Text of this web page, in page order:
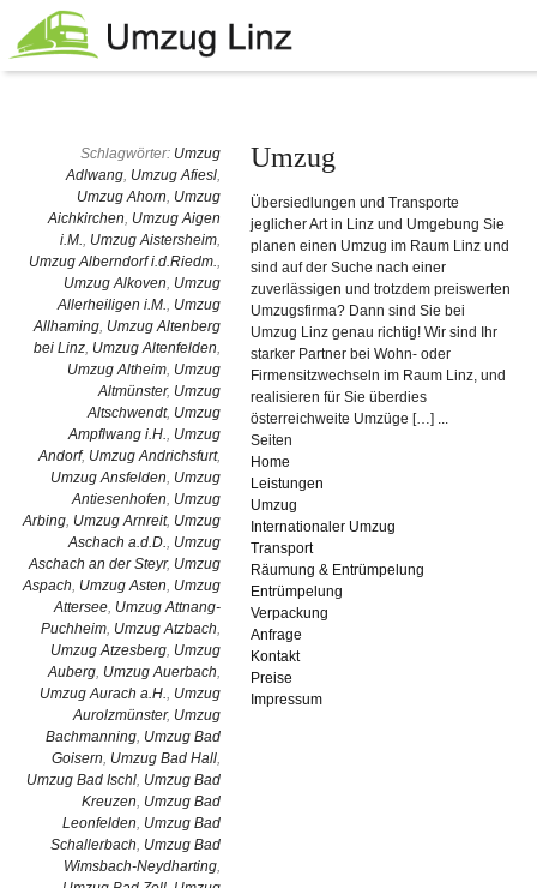
Schlagwörter: Umzug
Adlwang, Umzug Afiesl,
Umzug Ahorn, Umzug
Aichkirchen, Umzug Aigen
i.M., Umzug Aistersheim,
Umzug Alberndorf i.d.Riedm.,
Umzug Alkoven, Umzug
Allerheiligen i.M., Umzug
Allhaming, Umzug Altenberg
bei Linz, Umzug Altenfelden,
Umzug Altheim, Umzug
Altmünster, Umzug
Altschwendt, Umzug
Ampflwang i.H., Umzug
Andorf, Umzug Andrichsfurt,
Umzug Ansfelden, Umzug
Antiesenhofen, Umzug
Arbing, Umzug Arnreit, Umzug
Aschach a.d.D., Umzug
Aschach an der Steyr, Umzug
Aspach, Umzug Asten, Umzug
Attersee, Umzug Attnang-
Puchheim, Umzug Atzbach,
Umzug Atzesberg, Umzug
Auberg, Umzug Auerbach,
Umzug Aurach a.H., Umzug
Aurolzmünster, Umzug
Bachmanning, Umzug Bad
Goisern, Umzug Bad Hall,
Umzug Bad Ischl, Umzug Bad
Kreuzen, Umzug Bad
Leonfelden, Umzug Bad
Schallerbach, Umzug Bad
Wimsbach-Neydharting,
Umzug
Übersiedlungen und Transporte
jeglicher Art in Linz und Umgebung Sie
planen einen Umzug im Raum Linz und
sind auf der Suche nach einer
zuverlässigen und trotzdem preiswerten
Umzugsfirma? Dann sind Sie bei
Umzug Linz genau richtig! Wir sind Ihr
starker Partner bei Wohn- oder
Firmensitzwechseln im Raum Linz, und
realisieren für Sie überdies
österreichweite Umzüge […] ...
Seiten
Home
Leistungen
Umzug
Internationaler Umzug
Transport
Räumung & Entrümpelung
Entrümpelung
Verpackung
Anfrage
Kontakt
Preise
Impressum